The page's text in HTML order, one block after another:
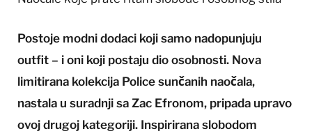
Postoje modni dodaci koji samo nadopunjuju
outfit – i oni koji postaju dio osobnosti. Nova
limitirana kolekcija Police sunčanih naočala,
nastala u suradnji sa Zac Efronom, pripada upravo
ovoj drugoj kategoriji. Inspirirana slobodom